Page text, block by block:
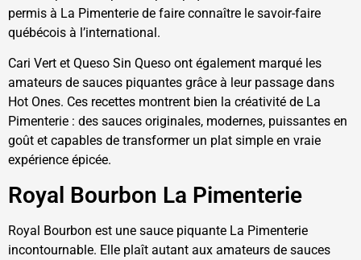
permis à La Pimenterie de faire connaître le savoir-faire
québécois à l’international.
Cari Vert et Queso Sin Queso ont également marqué les
amateurs de sauces piquantes grâce à leur passage dans
Hot Ones. Ces recettes montrent bien la créativité de La
Pimenterie : des sauces originales, modernes, puissantes en
goût et capables de transformer un plat simple en vraie
expérience épicée.
Royal Bourbon La Pimenterie
Royal Bourbon est une sauce piquante La Pimenterie
incontournable. Elle plaît autant aux amateurs de sauces